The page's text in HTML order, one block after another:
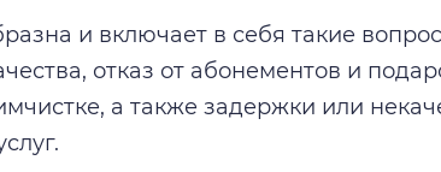
и включает в себя такие
отказ от абонементов и
а также задержки или